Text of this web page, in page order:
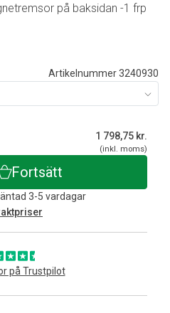
Artikelnummer 3240930
1 798,75 kr.
(inkl. moms)
Fortsätt
3-5 vardagar
på Trustpilot
på baksidan -1 frp